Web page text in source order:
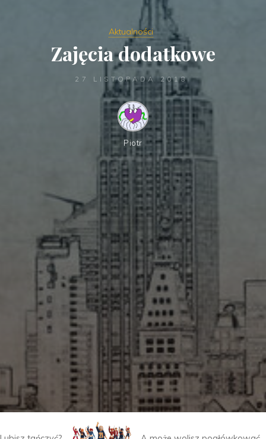
Aktualności
Zajęcia dodatkowe
27 LISTOPADA 2018
Piotr